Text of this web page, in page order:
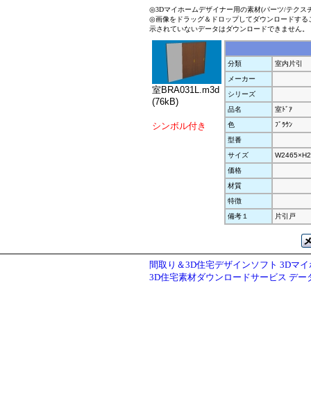
◎3Dマイホームデザイナー用の素材(パーツ/テクス
◎画像をドラッグ＆ドロップしてダウンロードす
示されていないデータはダウンロードできません。
室BRA031L.m3d
(76kB)
シンボル付き
分類
室内片引
メーカー
シリーズ
品名
室ﾄﾞｱ
色
ﾌﾞﾗｳﾝ
型番
サイズ
価格
材質
特徴
備考１
片引戸
間取り＆3D住宅デザインソフト 3Dマ
3D住宅素材ダウンロードサービス デー